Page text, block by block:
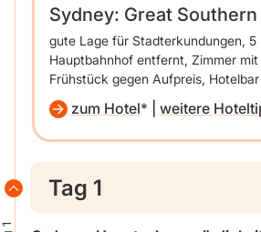
Sydney: Great
gute Lage für Stadterkundungen, 5
Hauptbahnhof entfernt, Zimmer
Frühstück gegen Aufpreis, Hotelbar
zum Hotel weitere
Tag 1